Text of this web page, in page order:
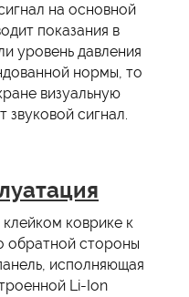
на основной
показания в
уровень давления
нормы, то
визуальную
сигнал.
коврике к
обратной стороны
исполняющая
Li-Ion